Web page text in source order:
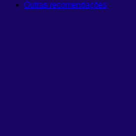
Outras recomendações